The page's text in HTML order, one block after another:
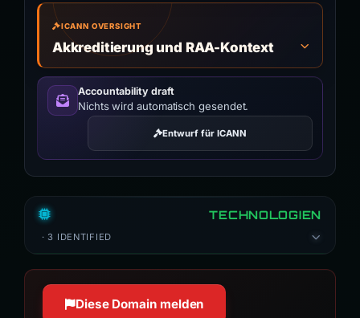
ICANN OVERSIGHT
Akkreditierung und RAA-Kontext
Accountability draft
Nichts wird automatisch gesendet.
Entwurf für ICANN
TECHNOLOGIEN
· 3 IDENTIFIED
Diese Domain melden